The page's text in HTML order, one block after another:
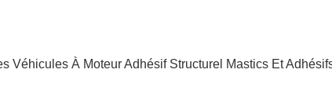
Véhicules À Moteur Adhésif Structurel Mastics Et